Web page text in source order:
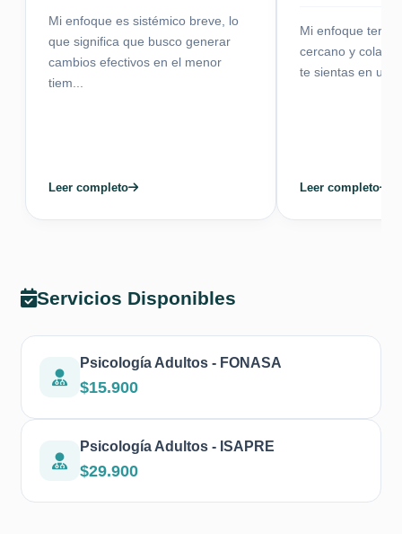
Mi enfoque es sistémico breve, lo
que significa que busco generar
cambios efectivos en el menor
tiem...
Leer completo
Mi enfoque
cercano y
te sientas en un
Leer completo
Servicios Disponibles
Psicología Adultos - FONASA
$15.900
Psicología Adultos - ISAPRE
$29.900